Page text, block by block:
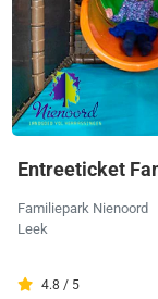
Entreeticket
Familiepark Nienoord
Leek
4.8 / 5